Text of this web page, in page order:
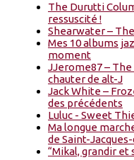
The Durutti
ressuscité !
Shearwater –
Mes 10 albums
moment
JJerome87 –
chauter de alt-J
Jack White –
des précédents
Luluc - Sweet
Ma longue
de Saint-
“Mikal, grandir et